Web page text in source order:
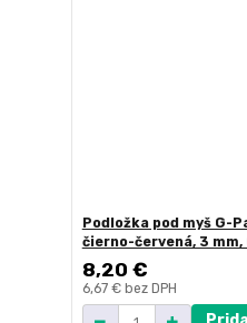
Podložka pod myš G-
čierno-červená, 3 mm,
8,20 €
6,67 € bez DPH